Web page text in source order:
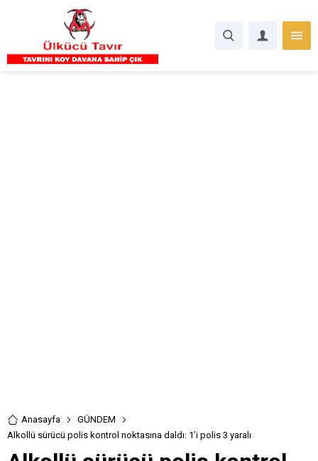
Anasayfa
GÜNDEM
Alkollü sürücü polis kontrol noktasına daldı: 1’i polis 3 yaralı